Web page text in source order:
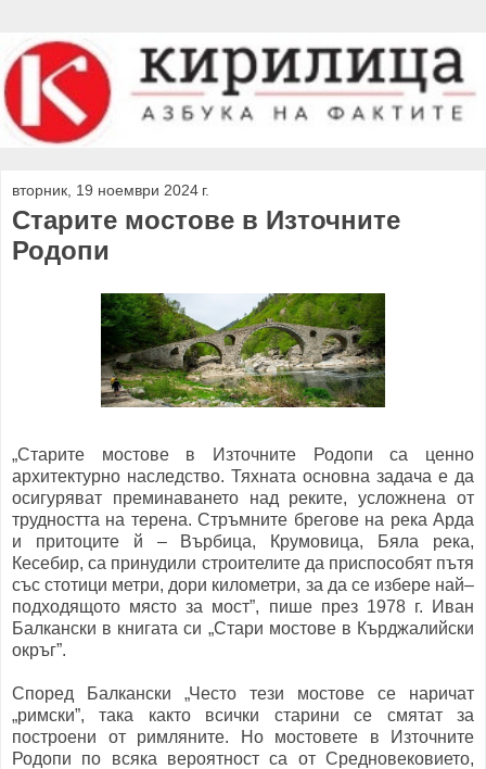
вторник, 19 ноември 2024 г.
Старите мостове в Източните
Родопи
„Старите мостове в Източните Родопи са ценно
архитектурно наследство. Тяхната основна задача е да
осигуряват преминаването над реките, усложнена от
трудността на терена. Стръмните брегове на река Арда
и притоците й – Върбица, Крумовица, Бяла река,
Кесебир, са принудили строителите да приспособят пътя
със стотици метри, дори километри, за да се избере най–
подходящото място за мост”, пише през 1978 г. Иван
Балкански в книгата си „Стари мостове в Кърджалийски
окръг”.
Според Балкански „Често тези мостове се наричат
„римски”, така както всички старини се смятат за
построени от римляните. Но мостовете в Източните
Родопи по всяка вероятност са от Средновековието,